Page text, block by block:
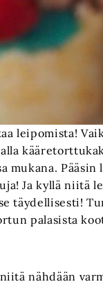
leipomista!
mukana. Pääsin
Ja kyllä niitä
täydellisesti!
palasista
nähdään